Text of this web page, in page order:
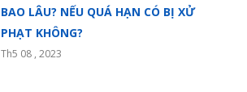
BAO LÂU? NẾU QUÁ HẠN CÓ BỊ XỬ
PHẠT KHÔNG?
Th5 08 , 2023